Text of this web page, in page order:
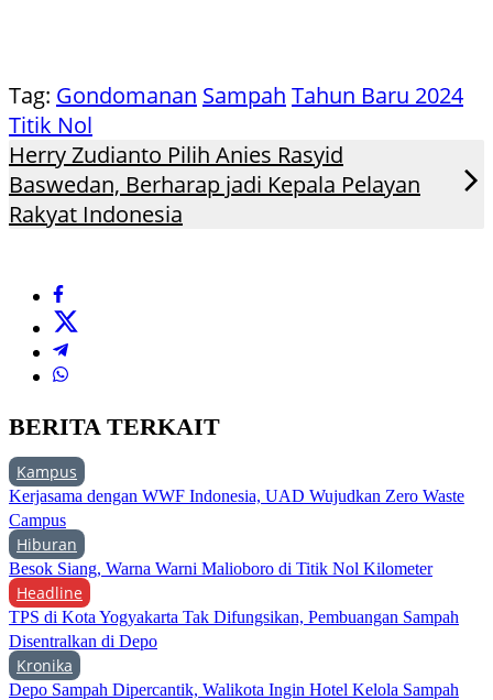
Tag: Gondomanan Sampah Tahun Baru 2024
Titik Nol
Herry Zudianto Pilih Anies Rasyid
Baswedan, Berharap jadi Kepala Pelayan
Rakyat Indonesia
BERITA TERKAIT
Kampus
Kerjasama dengan WWF Indonesia, UAD Wujudkan Zero Waste
Campus
Hiburan
Besok Siang, Warna Warni Malioboro di Titik Nol Kilometer
Headline
TPS di Kota Yogyakarta Tak Difungsikan, Pembuangan Sampah
Disentralkan di Depo
Kronika
Depo Sampah Dipercantik, Walikota Ingin Hotel Kelola Sampah